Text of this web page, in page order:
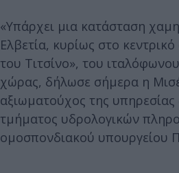
«Υπάρχει μια κατάσταση
Ελβετία, κυρίως στο
του Τιτσίνο», του
χώρας, δήλωσε σήμερα η
αξιωματούχος της
τμήματος υδρολογικών
ομοσπονδιακού υπουργείου